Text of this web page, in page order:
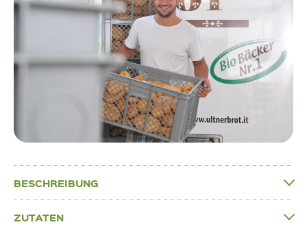
BESCHREIBUNG
ZUTATEN